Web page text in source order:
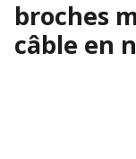
broches
câble en